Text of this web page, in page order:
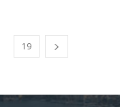
19